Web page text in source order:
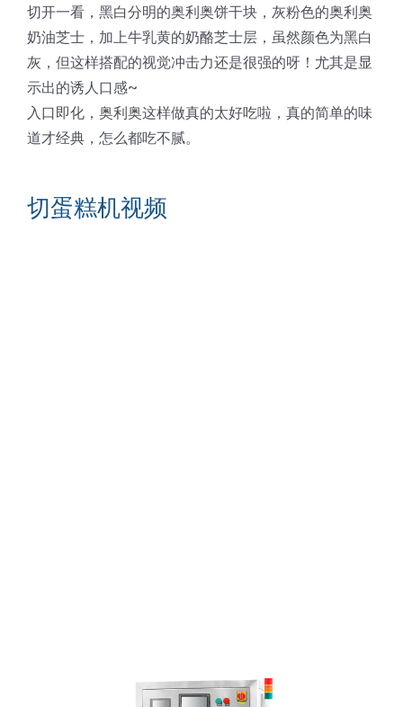
切开一看，黑白分明的奥利奥饼干块，灰粉色的奥利奥
奶油芝士，加上牛乳黄的奶酪芝士层，虽然颜色为黑白
灰，但这样搭配的视觉冲击力还是很强的呀！尤其是显
示出的诱人口感~
入口即化，奥利奥这样做真的太好吃啦，真的简单的味
道才经典，怎么都吃不腻。
切蛋糕机视频